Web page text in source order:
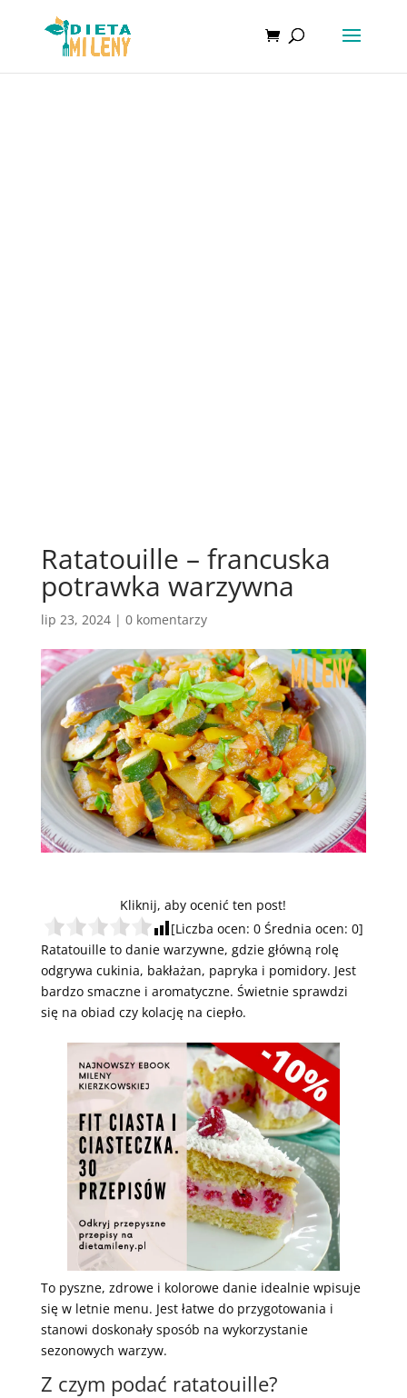
Ratatouille – francuska
potrawka warzywna
lip 23, 2024| 0 komentarzy
Kliknij, aby ocenić ten post!
[Liczba ocen: 0Średnia ocen: 0]
Ratatouille to danie warzywne, gdzie główną rolę
odgrywa cukinia, bakłażan, papryka i pomidory. Jest
bardzo smaczne i aromatyczne. Świetnie sprawdzi
się na obiad czy kolację na ciepło.
To pyszne, zdrowe i kolorowe danie idealnie wpisuje
się w letnie menu. Jest łatwe do przygotowania i
stanowi doskonały sposób na wykorzystanie
sezonowych warzyw.
Z czym podać ratatouille?